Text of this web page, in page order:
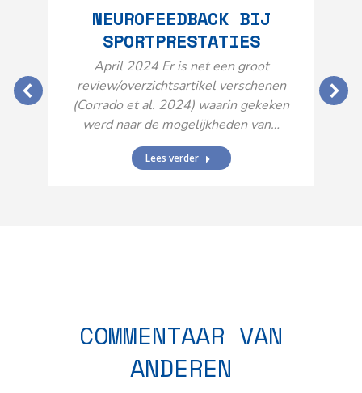
NEUROFEEDBACK BIJ
SPORTPRESTATIES
April 2024 Er is net een groot
review/overzichtsartikel verschenen
(Corrado et al. 2024) waarin gekeken
werd naar de mogelijkheden van…
Lees verder
COMMENTAAR VAN
ANDEREN